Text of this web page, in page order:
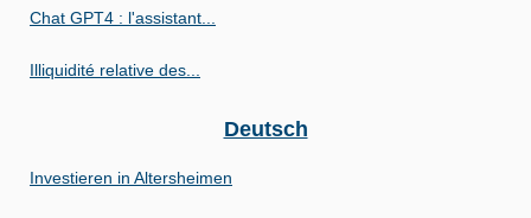
Chat GPT4 : l'assistant...
Illiquidité relative des...
Deutsch
Investieren in Altersheimen